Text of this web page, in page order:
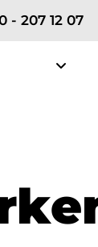
- 207 12 07
ke